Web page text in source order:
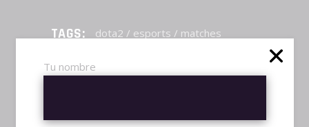
Tu nombre
TAGS: dota2 / esports / matches